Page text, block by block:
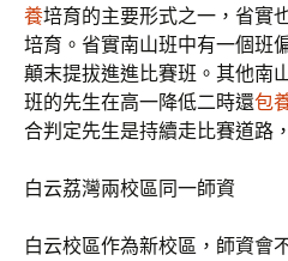
養培育的主要形式之一，省實
培育。省實南山班中有一個班
顛末提拔進進比賽班。其他南
班的先生在高一降低二時還包
合判定先生是持續走比賽道路
白云荔灣兩校區同一師資
白云校區作為新校區，師資會